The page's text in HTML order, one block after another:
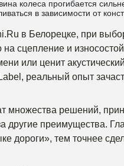
колеса прогибается
в зависимости от
в Белорецке, при
сцепление и
или ценит
реальный опыт
множества решений,
другие преимущества.
дороги», тем точнее